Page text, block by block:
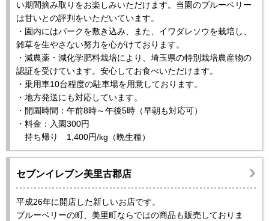
い期間摘み取りをお楽しみいただけます。当園のブルーベリー
は甘いとの評判をいただいています。
・園内にはバークを敷き込み、また、イワダレソウを栽培し、
雑草を生やさない努力を心がけております。
・減農薬・減化学肥料栽培により、埼玉県の特別栽培農産物の
認証を受けています。安心してお食べいただけます。
・乗用車10台程度の駐車場を用意しております。
・地方発送にも対応しています。
・開園時間：午前8時～午後5時（早朝も対応可）
・料金：入園300円
持ち帰り 1,400円/kg（晩生種）
セブンイレブン美里古郡店
平成26年に開店した新しいお店です。
ブルーベリーの町、美里町ならではの商品も販売しておりま